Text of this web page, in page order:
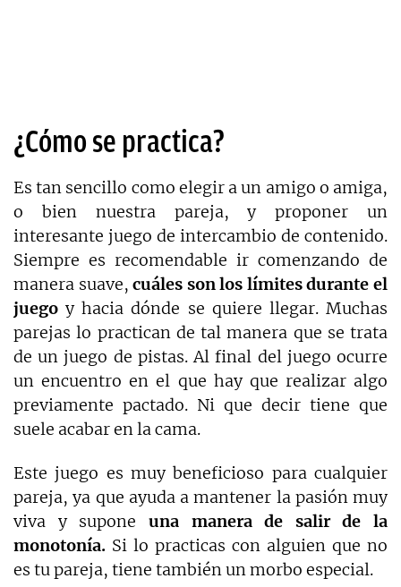
¿Cómo se practica?
Es tan sencillo como elegir a un amigo o amiga,
o bien nuestra pareja, y proponer un
interesante juego de intercambio de contenido.
Siempre es recomendable ir comenzando de
manera suave,cuáles son los límites durante el
juego y hacia dónde se quiere llegar. Muchas
parejas lo practican de tal manera que se trata
de un juego de pistas. Al final del juego ocurre
un encuentro en el que hay que realizar algo
previamente pactado. Ni que decir tiene que
suele acabar en la cama.
Este juego es muy beneficioso para cualquier
pareja, ya que ayuda a mantener la pasión muy
viva y supone una manera de salir de la
monotonía. Si lo practicas con alguien que no
es tu pareja, tiene también un morbo especial.